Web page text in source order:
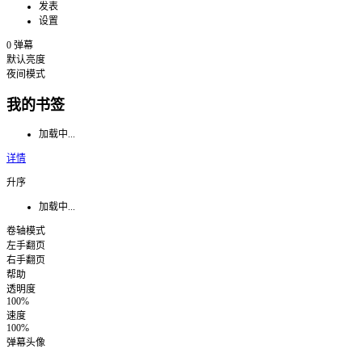
发表
设置
0 弹幕
默认亮度
夜间模式
我的书签
加载中...
详情
升序
加载中...
卷轴模式
左手翻页
右手翻页
帮助
透明度
100%
速度
100%
弹幕头像